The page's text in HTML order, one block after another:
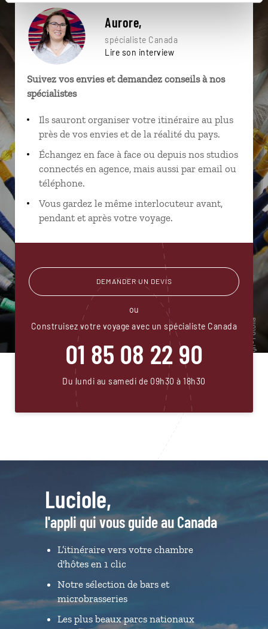
Aurore,
spécialiste Canada
Lire son interview
Suivez vos envies et demandez conseils à nos
spécialistes
Ils sauront organiser votre itinéraire au plus
près de vos envies et de la réalité du pays.
Échangez en face à face ou depuis nos studios
connectés en agence, mais aussi par email ou
téléphone.
Vous gardez le même interlocuteur avant,
pendant et après votre voyage.
DEMANDER UN DEVIS
ou
Construisez votre voyage avec un spécialiste Canada
01 85 08 22 90
Du lundi au samedi de 09h30 à 18h30
Luciole,
l'appli qui vous guide au Canada
L’itinéraire vers votre chambre
d'hôtes en 1 clic
Notre sélection de bars et
microbrasseries
Les plus beaux parcs nationaux